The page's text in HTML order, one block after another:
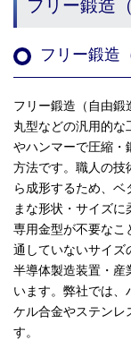
フリー鍛造
フリー鍛造
フリー鍛造（自由鍛
丸型などの汎用的な
やハンマーで圧縮・
方法です。職人の技
ら成形するため、
まな形状・サイズに
専用金型が不要なこ
通していないサイズ
半導体製造装置・産
います。弊社では、
ケル合金やステンレ
す。